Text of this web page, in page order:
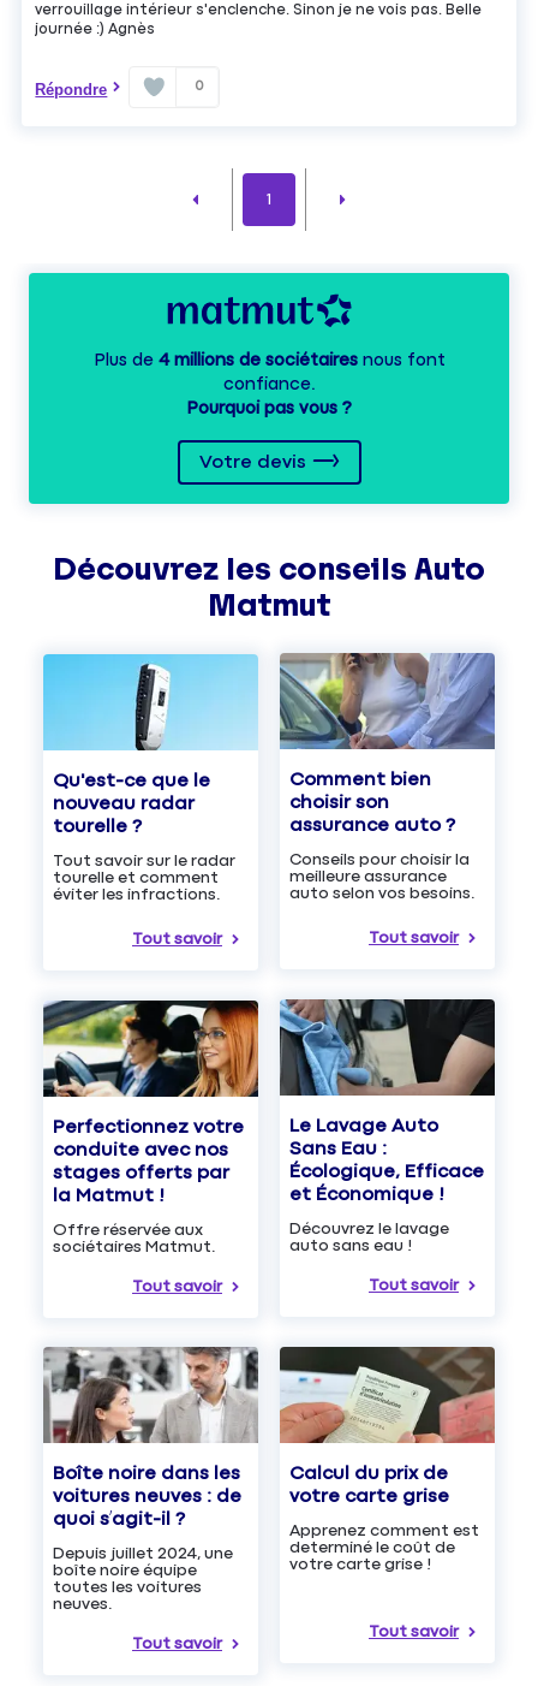
verrouillage intérieur s'enclenche. Sinon je ne vois pas. Belle
journée :) Agnès
Répondre 0
1
Plus de 4 millions de sociétairesnous font
confiance.
Pourquoi pas vous ?
Votre devis
Découvrez les conseils Auto
Matmut
Qu'est-ce que le
nouveau radar
tourelle ?
Tout savoir sur le radar
tourelle et comment
éviter les infractions.
Tout savoir
Comment bien
choisir son
assurance auto ?
Conseils pour choisir la
meilleure assurance
auto selon vos besoins.
Tout savoir
Perfectionnez votre
conduite avec nos
stages offerts par
la Matmut !
Offre réservée aux
sociétaires Matmut.
Tout savoir
Le Lavage Auto
Sans Eau :
Écologique, Efficace
et Économique !
Découvrez le lavage
auto sans eau !
Tout savoir
Boîte noire dans les
voitures neuves : de
quoi s’agit-il ?
Depuis juillet 2024, une
boîte noire équipe
toutes les voitures
neuves.
Tout savoir
Calcul du prix de
votre carte grise
Apprenez comment est
determiné le coût de
votre carte grise !
Tout savoir